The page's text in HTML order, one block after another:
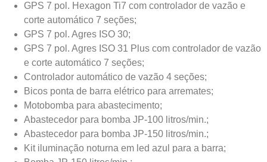
GPS 7 pol. Hexagon Ti7 com controlador de vazão e
corte automático 7 seções;
GPS 7 pol. Agres ISO 30;
GPS 7 pol. Agres ISO 31 Plus com controlador de vazão
e corte automático 7 seções;
Controlador automático de vazão 4 seções;
Bicos ponta de barra elétrico para arremates;
Motobomba para abastecimento;
Abastecedor para bomba JP-100 litros/min.;
Abastecedor para bomba JP-150 litros/min.;
Kit iluminação noturna em led azul para a barra;